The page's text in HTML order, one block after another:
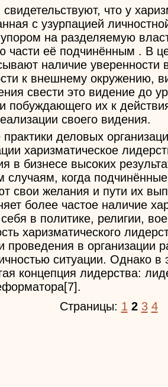
что у
с узурпацией
на разделяемую
части её подчинённым . В
наличие уверенности
к внешнему окружению,
свести это видение до
побуждающего их к
своего видения.
деловых
харизматическое
в бизнесе высоких
случаям, когда
свои желания и пути их
более частое наличие
в политике, религии,
харизматического
проведения в организации
ситуации. Однако в
концепция лидерства:
Страницы: 1 2 3 4